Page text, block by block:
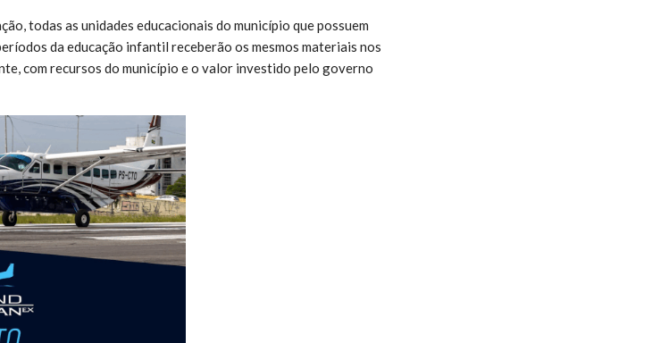
todas as unidades educacionais do município que possuem
da educação infantil receberão os mesmos materiais nos
com recursos do município e o valor investido pelo governo